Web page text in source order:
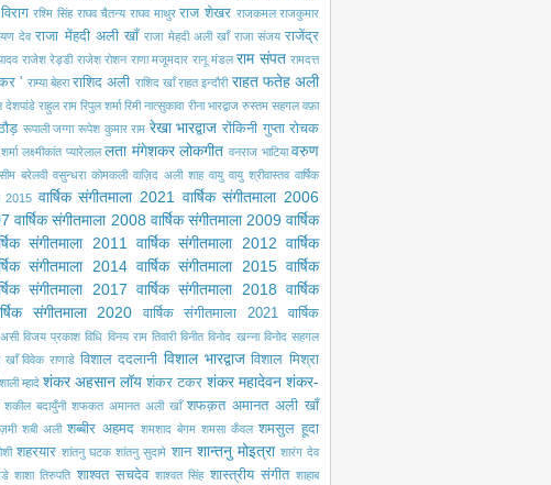
रश्मि सिंह राघव चैतन्य राघव माथुर राज शेखर राजकमल राजकुमार
देव राजा मेंहदी अली खाँ राजा मेहदी अली खाँ राजा संजय राजेंद्र
राजेश रेड्डी राजेश रोशन राणा मजूमदार रानू मंडल राम संपत रामदत्त
' राम्या बेहरा राशिद अली राशिद खाँ राहत इन्दौरी राहत फतेह अली
देशपांडे राहुल राम रिपुल शर्मा रिमी नात्सुकावा रीना भारद्वाज रुस्तम सहगल वफ़ा
रूपाली जग्गा रूपेश कुमार राम रेखा भारद्वाज रोंकिनी गुप्ता रोचक
लक्ष्मीकांत प्यारेलाल लता मंगेशकर लोकगीत वनराज भाटिया वरुण
बरेलवी वसुन्धरा कोमकली वाज़िद अली शाह वायु वायु श्रीवास्तव वार्षिक
2015 वार्षिक संगीतमाला 2021
वार्षिक संगीतमाला 2006
वार्षिक संगीतमाला 2008 वार्षिक संगीतमाला 2009 वार्षिक
संगीतमाला 2011 वार्षिक संगीतमाला 2012 वार्षिक
संगीतमाला 2014 वार्षिक संगीतमाला 2015 वार्षिक
संगीतमाला 2017 वार्षिक संगीतमाला 2018 वार्षिक
संगीतमाला 2020 वार्षिक संगीतमाला 2021
वार्षिक
विजय प्रकाश विधि विनय राम तिवारी विनीत विनोद खन्ना विनोद सहगल
खाँ विवेक राणाडे विशाल ददलानी विशाल भारद्वाज विशाल मिश्रा
म्हादे शंकर अहसान लॉय शंकर टकर शंकर महादेवन शंकर-
शकील बदायुँनी शफकत अमानत अली खाँ शफक़त अमानत अली खाँ
शबी अली शब्बीर अहमद शमशाद बेगम शमसा कँवल शमसुल हूदा
शहरयार शांतनु घटक शांतनु सुदामे शान शान्तनु मोइत्रा शारंग देव
शाशा तिरुपति शाश्वत सचदेव शाश्वत सिंह शास्त्रीय संगीत शाहाब